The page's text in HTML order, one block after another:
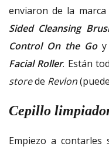
enviaron de la
Sided Cleansing
Control On the Goy
Facial Roller. Están
storede Revlon
Cepillo
Empiezo a contarles